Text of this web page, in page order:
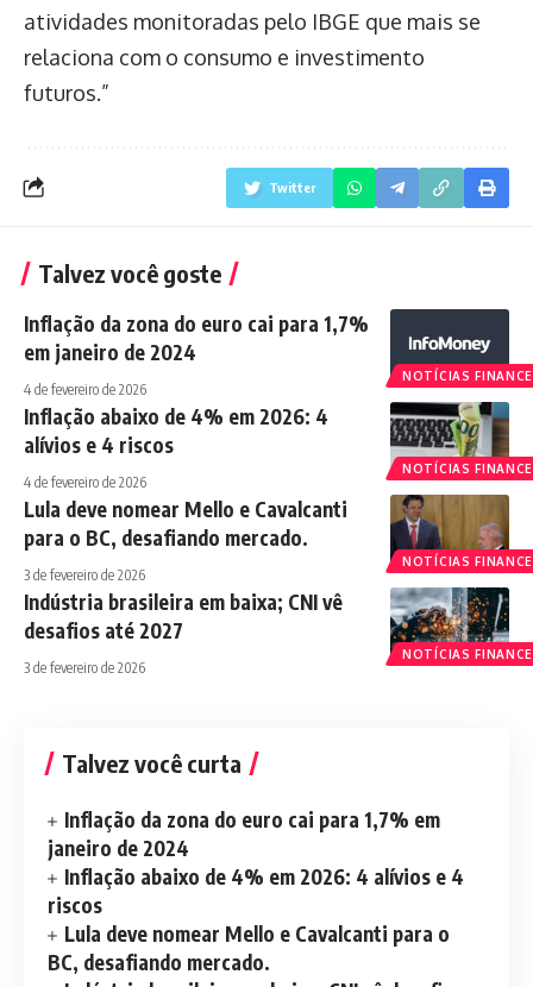
atividades monitoradas pelo IBGE que mais se
relaciona com o consumo e investimento
futuros.”
Twitter
Talvez você goste
NOTÍCIAS
Inflação da zona do euro cai para 1,7%
em janeiro de 2024
4 de fevereiro de 2026
NOTÍCIAS
Inflação abaixo de 4% em 2026: 4
alívios e 4 riscos
4 de fevereiro de 2026
NOTÍCIAS
Lula deve nomear Mello e Cavalcanti
para o BC, desafiando mercado.
3 de fevereiro de 2026
NOTÍCIAS
Indústria brasileira em baixa; CNI vê
desafios até 2027
3 de fevereiro de 2026
Talvez você curta
Inflação da zona do euro cai para 1,7% em
janeiro de 2024
Inflação abaixo de 4% em 2026: 4 alívios e 4
riscos
Lula deve nomear Mello e Cavalcanti para o
BC, desafiando mercado.